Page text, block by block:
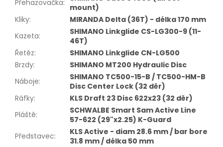
Přehazovačka: mount)
Kliky:
MIRANDA Delta (36T) - délka 170 mm
Kazeta:
SHIMANO Linkglide CS-LG300-9 (11-
46T)
Řetěz:
SHIMANO Linkglide CN-LG500
Brzdy:
SHIMANO MT200 Hydraulic Disc
Náboje:
SHIMANO TC500-15-B / TC500-HM-B
Disc Center Lock (32 děr)
Ráfky:
KLS Draft 23 Disc 622x23 (32 děr)
Pláště:
SCHWALBE Smart Sam Active Line
57-622 (29"x2.25) K-Guard
Představec:
KLS Active - diam 28.6 mm / bar bore
31.8 mm / délka 50 mm